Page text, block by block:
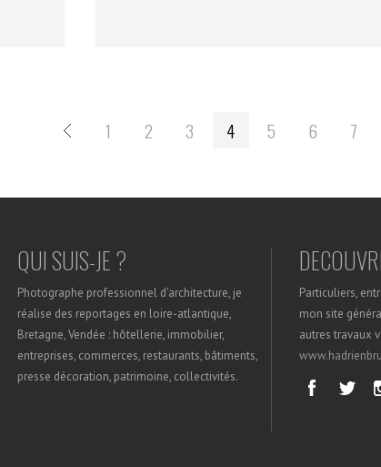
1 2 3 4 5 6 7
QUI SUIS-JE ?
Photographe professionnel d'architecture, je
réalise des reportages en loire-atlantique,
Bretagne, Vendée : hôtellerie, immobilier,
entreprises, commerces, restaurants, bâtiments,
presse décoration, patrimoine, collectivités.
Particuliers,
mon site
autres travaux